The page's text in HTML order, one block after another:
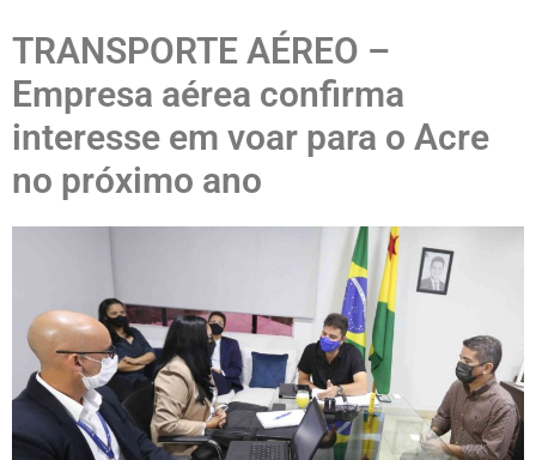
TRANSPORTE AÉREO –
Empresa aérea confirma
interesse em voar para o Acre
no próximo ano